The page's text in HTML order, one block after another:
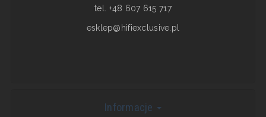
tel. +48 607 615 717
esklep@hifiexclusive.pl
Informacje